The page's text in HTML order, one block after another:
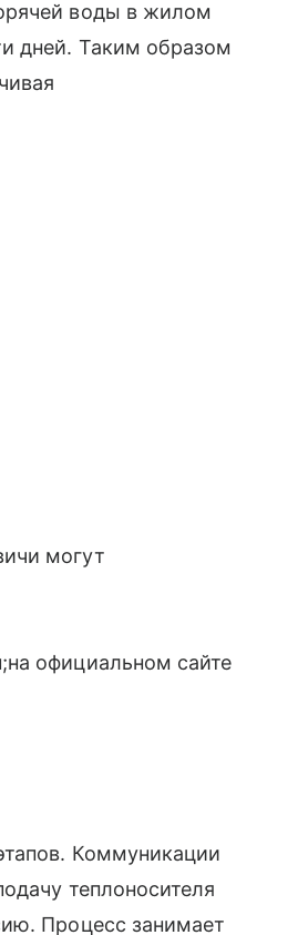
воды в жилом
дней. Таким образом
могут
официальном сайте
Коммуникации
теплоносителя
Процесс занимает